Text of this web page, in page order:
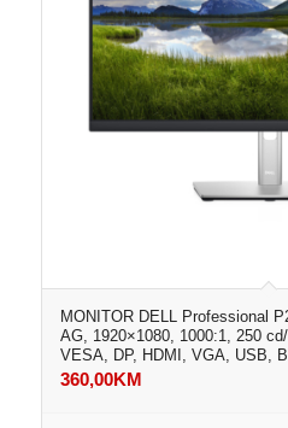
MONITOR DELL Professional
AG, 1920×1080, 1000:1, 250
VESA, DP, HDMI, VGA, USB,
360,00KM